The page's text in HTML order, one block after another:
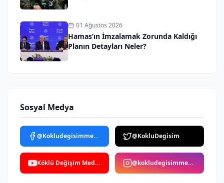
01 Ağustos 2026
Hamas’ın İmzalamak Zorunda Kaldığı
Planın Detayları Neler?
Sosyal Medya
@Kokludegisimmedya @KokluDegisim
Köklü Değişim Medya @kokludegisimmedya